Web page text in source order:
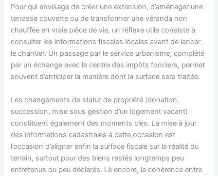
Pour qui envisage de créer une extension, d’aménager une
terrasse couverte ou de transformer une véranda non
chauffée en vraie pièce de vie, un réflexe utile consiste à
consulter les informations fiscales locales avant de lancer
le chantier. Un passage par le service urbanisme, complété
par un échange avec le centre des impôts fonciers, permet
souvent d’anticiper la manière dont la surface sera traitée.
Les changements de statut de propriété (donation,
succession, mise sous gestion d’un logement vacant)
constituent également des moments clés. La mise à jour
des informations cadastrales à cette occasion est
l’occasion d’aligner enfin la surface fiscale sur la réalité du
terrain, surtout pour des biens restés longtemps peu
entretenus ou peu déclarés. Là encore, la cohérence entre